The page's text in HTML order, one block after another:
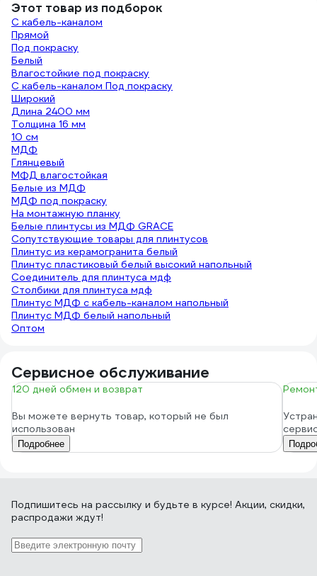
Этот товар из подборок
С кабель-каналом
Прямой
Под покраску
Белый
Влагостойкие под покраску
С кабель-каналом Под покраску
Широкий
Длина 2400 мм
Толщина 16 мм
10 см
МДФ
Глянцевый
МФД влагостойкая
Белые из МДФ
МДФ под покраску
На монтажную планку
Белые плинтусы из МДФ GRACE
Сопутствующие товары для плинтусов
Плинтус из керамогранита белый
Плинтус пластиковый белый высокий напольный
Соединитель для плинтуса мдф
Столбики для плинтуса мдф
Плинтус МДФ с кабель-каналом напольный
Плинтус МДФ белый напольный
Оптом
Сервисное обслуживание
120 дней обмен и возврат
Вы можете вернуть товар, который не был
использован
Подробнее
Подпишитесь на рассылку и будьте в курсе! Акции, скидки,
распродажи ждут!